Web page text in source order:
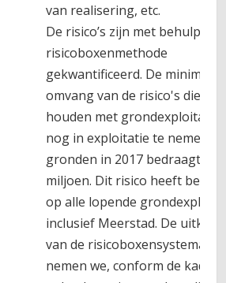
van realisering, etc.
De risico’s zijn met behulp
risicoboxenmethode
gekwantificeerd. De minimale
omvang van de risico's die
houden met
nog in exploitatie te nemen
gronden in 2017 bedraagt €
miljoen. Dit risico heeft
op alle lopende
inclusief Meerstad. De
van de
nemen we, conform de